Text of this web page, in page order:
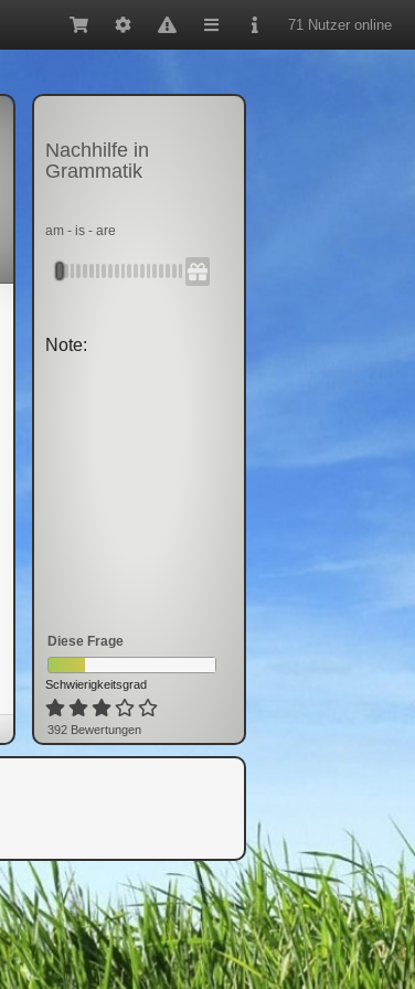
71 Nutzer online
Nachhilfe in
Grammatik
am - is - are
Note:
Diese Frage
Schwierigkeitsgrad
392 Bewertungen